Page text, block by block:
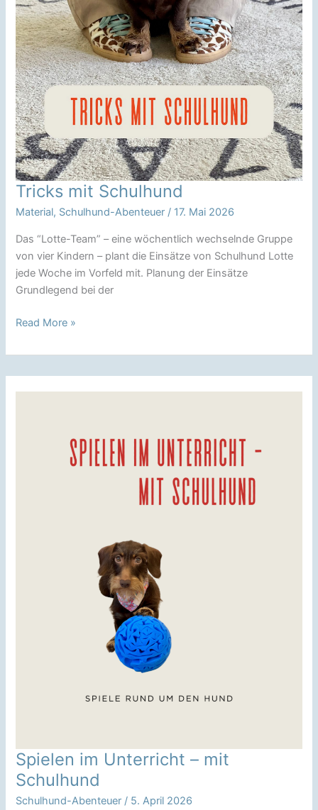
Tricks mit Schulhund
Material, Schulhund-Abenteuer / 17. Mai 2026
Das “Lotte-Team” – eine wöchentlich wechselnde Gruppe
von vier Kindern – plant die Einsätze von Schulhund Lotte
jede Woche im Vorfeld mit. Planung der Einsätze
Grundlegend bei der
Tricks
Schulhund
Read More »
Spielen im Unterricht – mit
Schulhund
Schulhund-Abenteuer / 5. April 2026